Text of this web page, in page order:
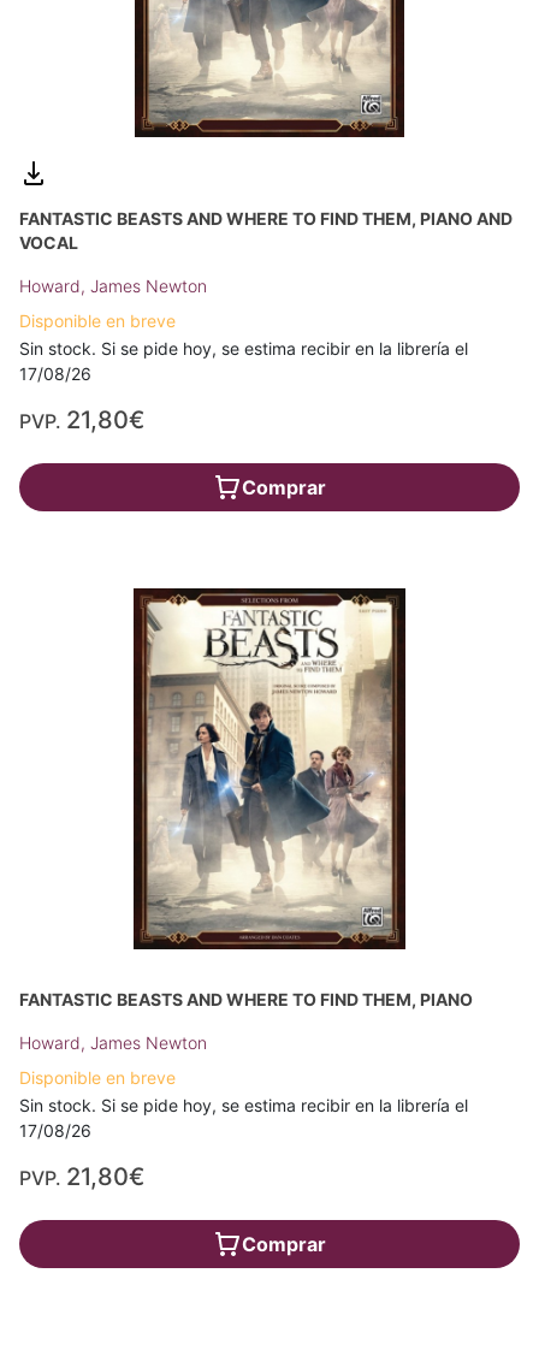
FANTASTIC BEASTS AND WHERE TO FIND THEM, PIANO AND
VOCAL
Howard, James Newton
Disponible en breve
Sin stock. Si se pide hoy, se estima recibir en la librería el
17/08/26
PVP. 21,80€
Comprar
FANTASTIC BEASTS AND WHERE TO FIND THEM, PIANO
Howard, James Newton
Disponible en breve
Sin stock. Si se pide hoy, se estima recibir en la librería el
17/08/26
PVP. 21,80€
Comprar